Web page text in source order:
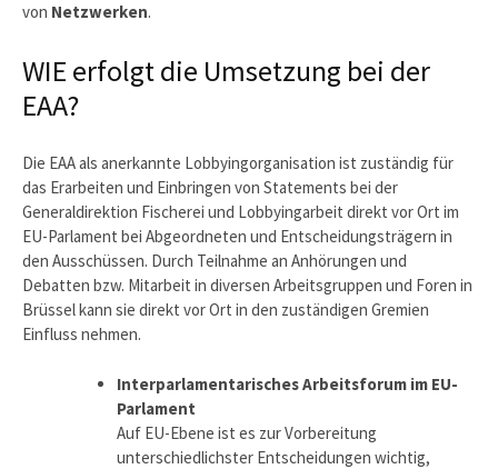
von Netzwerken.
WIE erfolgt die Umsetzung bei der
EAA?
Die EAA als anerkannte Lobbyingorganisation ist zuständig für
das Erarbeiten und Einbringen von Statements bei der
Generaldirektion Fischerei und Lobbyingarbeit direkt vor Ort im
EU-Parlament bei Abgeordneten und Entscheidungsträgern in
den Ausschüssen. Durch Teilnahme an Anhörungen und
Debatten bzw. Mitarbeit in diversen Arbeitsgruppen und Foren in
Brüssel kann sie direkt vor Ort in den zuständigen Gremien
Einfluss nehmen.
Interparlamentarisches Arbeitsforum im EU-
Parlament
Auf EU-Ebene ist es zur Vorbereitung
unterschiedlichster Entscheidungen wichtig,